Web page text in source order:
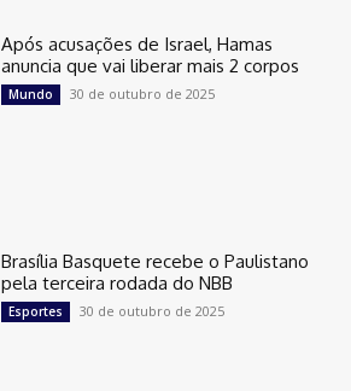
Após acusações de Israel, Hamas
anuncia que vai liberar mais 2 corpos
Mundo 30 de outubro de 2025
Brasília Basquete recebe o Paulistano
pela terceira rodada do NBB
Esportes 30 de outubro de 2025